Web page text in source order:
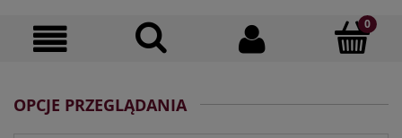
OPCJE PRZEGLĄDANIA